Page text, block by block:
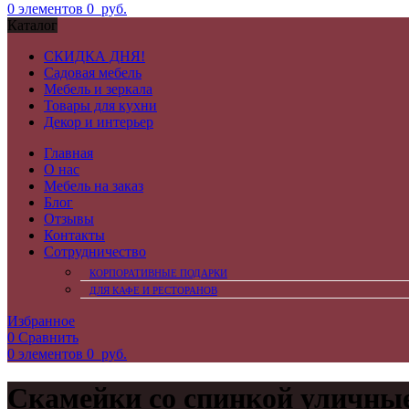
0 элементов 0 руб.
Каталог
СКИДКА ДНЯ!
Садовая мебель
Мебель и зеркала
Товары для кухни
Декор и интерьер
Главная
О нас
Мебель на заказ
Блог
Отзывы
Контакты
Сотрудничество
КОРПОРАТИВНЫЕ ПОДАРКИ
ДЛЯ КАФЕ И РЕСТОРАНОВ
Избранное
0 Сравнить
0 элементов 0 руб.
Скамейки со спинкой